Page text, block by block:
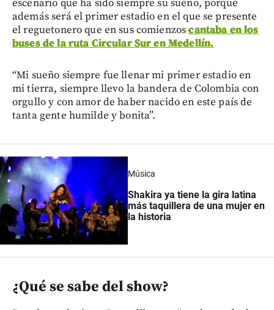
escenario que ha sido siempre su sueño, porque
además será el primer estadio en el que se presente
el reguetonero que en sus comienzoscantaba en los
buses de la ruta Circular Sur en Medellín.
“Mi sueño siempre fue llenar mi primer estadio en
mi tierra, siempre llevo la bandera de Colombia con
orgullo y con amor de haber nacido en este país de
tanta gente humilde y bonita”.
Música
Shakira ya tiene la gira latina
más taquillera de una mujer en
la historia
¿Qué se sabe del show?